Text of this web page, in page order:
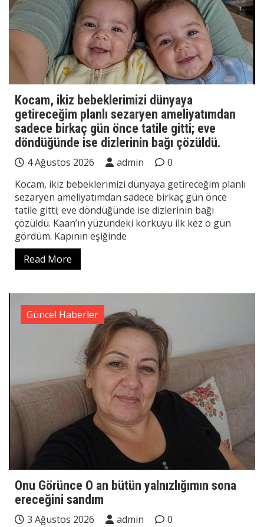
Kocam, ikiz bebeklerimizi dünyaya
getireceğim planlı sezaryen ameliyatımdan
sadece birkaç gün önce tatile gitti; eve
döndüğünde ise dizlerinin bağı çözüldü.
4 Ağustos 2026 admin
0
Kocam, ikiz bebeklerimizi dünyaya getireceğim planlı
sezaryen ameliyatımdan sadece birkaç gün önce
tatile gitti; eve döndüğünde ise dizlerinin bağı
çözüldü. Kaan’ın yüzündeki korkuyu ilk kez o gün
gördüm. Kapının eşiğinde
Read More
Güncel Haberler
Onu Görünce O an bütün yalnızlığımın sona
ereceğini sandım
3 Ağustos 2026 admin
0